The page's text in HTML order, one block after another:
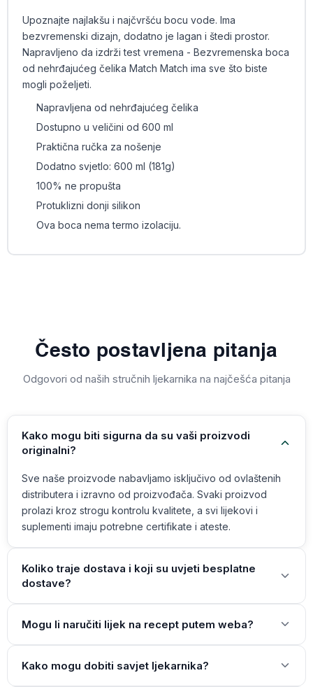
Upoznajte najlakšu i najčvršću bocu vode. Ima
bezvremenski dizajn, dodatno je lagan i štedi prostor.
Napravljeno da izdrži test vremena - Bezvremenska boca
od nehrđajućeg čelika Match Match ima sve što biste
mogli poželjeti.
Napravljena od nehrđajućeg čelika
Dostupno u veličini od 600 ml
Praktična ručka za nošenje
Dodatno svjetlo: 600 ml (181g)
100% ne propušta
Protuklizni donji silikon
Ova boca nema termo izolaciju.
Često postavljena pitanja
Odgovori od naših stručnih ljekarnika na najčešća pitanja
Kako mogu biti sigurna da su vaši proizvodi
originalni?
Sve naše proizvode nabavljamo isključivo od ovlaštenih
distributera i izravno od proizvođača. Svaki proizvod
prolazi kroz strogu kontrolu kvalitete, a svi lijekovi i
suplementi imaju potrebne certifikate i ateste.
Koliko traje dostava i koji su uvjeti besplatne
dostave?
Mogu li naručiti lijek na recept putem weba?
Kako mogu dobiti savjet ljekarnika?